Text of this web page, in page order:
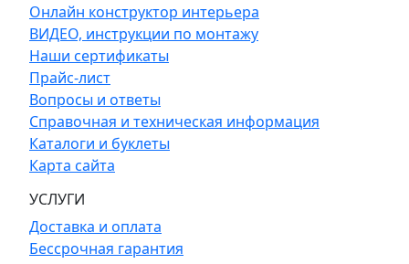
Онлайн конструктор интерьера
ВИДЕО, инструкции по монтажу
Наши сертификаты
Прайс-лист
Вопросы и ответы
Справочная и техническая информация
Каталоги и буклеты
Карта сайта
УСЛУГИ
Доставка и оплата
Бессрочная гарантия